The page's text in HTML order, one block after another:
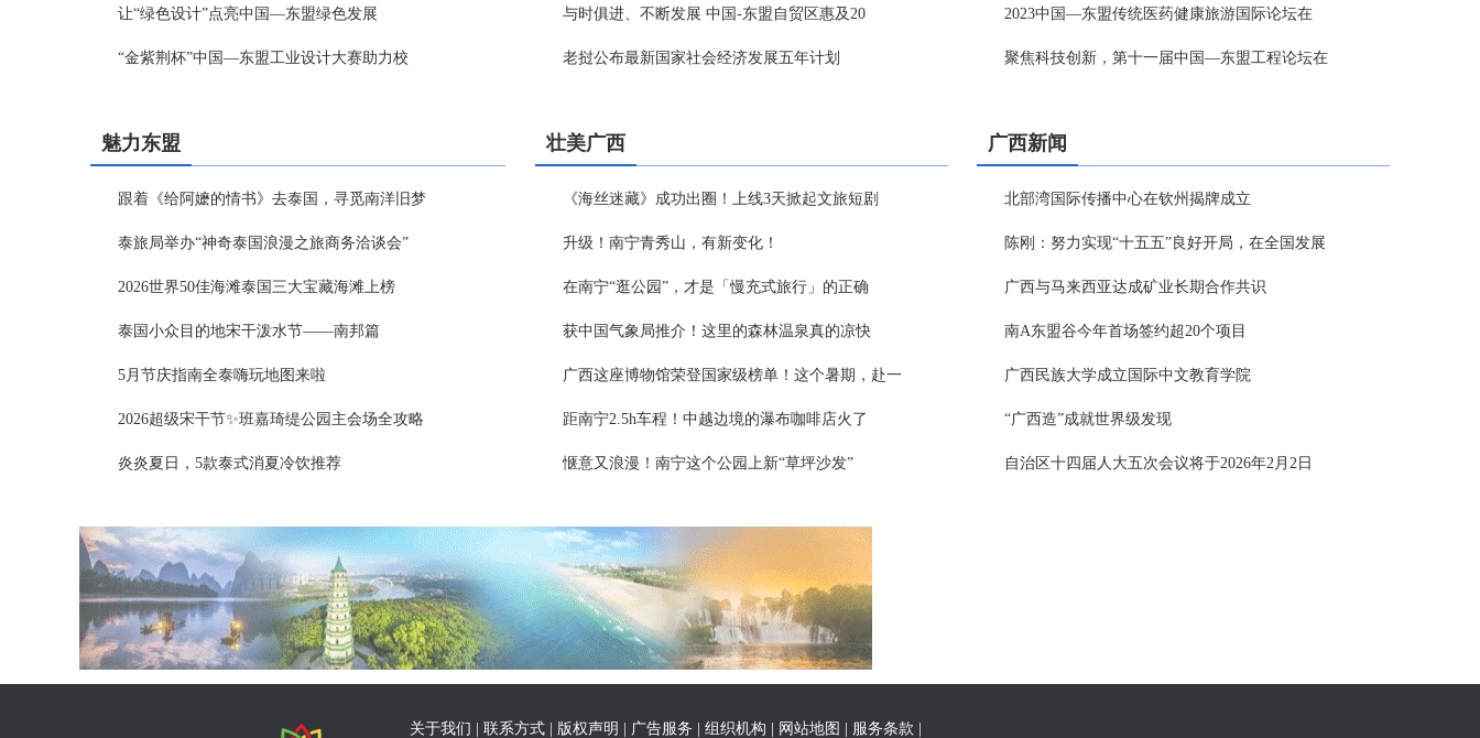
让“绿色设计”点亮中国—东盟绿色发展
“金紫荆杯”中国—东盟工业设计大赛助力校
与时俱进、不断发展 中国-东盟自贸区惠及20
老挝公布最新国家社会经济发展五年计划
2023中国—东盟传统医药健康旅游国际论坛在
聚焦科技创新，第十一届中国—东盟工程论坛在
魅力东盟
跟着《给阿嬷的情书》去泰国，寻觅南洋旧梦
泰旅局举办“神奇泰国浪漫之旅商务洽谈会”
2026世界50佳海滩泰国三大宝藏海滩上榜
泰国小众目的地宋干泼水节——南邦篇
5月节庆指南全泰嗨玩地图来啦
2026超级宋干节✨班嘉琦缇公园主会场全攻略
炎炎夏日，5款泰式消夏冷饮推荐
壮美广西
《海丝迷藏》成功出圈！上线3天掀起文旅短剧
升级！南宁青秀山，有新变化！
在南宁“逛公园”，才是「慢充式旅行」的正确
获中国气象局推介！这里的森林温泉真的凉快
广西这座博物馆荣登国家级榜单！这个暑期，赴一
距南宁2.5h车程！中越边境的瀑布咖啡店火了
惬意又浪漫！南宁这个公园上新“草坪沙发”
广西新闻
北部湾国际传播中心在钦州揭牌成立
陈刚：努力实现“十五五”良好开局，在全国发展
广西与马来西亚达成矿业长期合作共识
南A东盟谷今年首场签约超20个项目
广西民族大学成立国际中文教育学院
“广西造”成就世界级发现
自治区十四届人大五次会议将于2026年2月2日
关于我们 联系方式 版权声明 广告服务 组织机构 网站地图 服务条款